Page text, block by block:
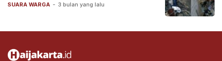
SUARA WARGA - 3 bulan yang lalu